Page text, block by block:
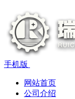
手机版
网站首页
公司介绍